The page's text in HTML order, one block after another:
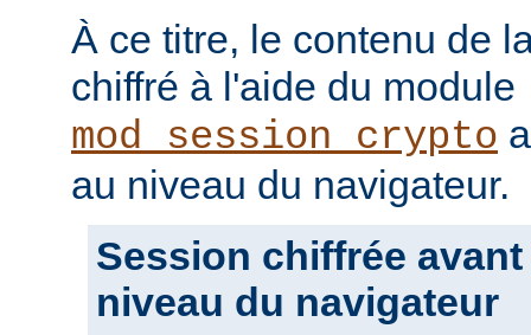
À ce titre, le contenu de
chiffré à l'aide du module
mod_session_crypto
au niveau du navigateur.
Session chiffrée
niveau du navigateur